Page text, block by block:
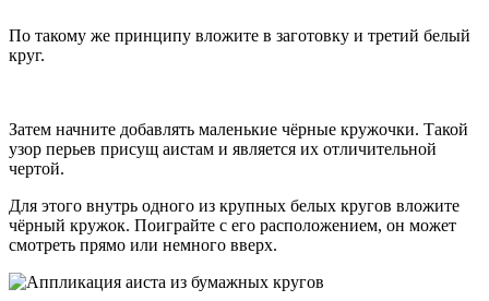
По такому же принципу вложите в заготовку и третий белый
круг.
Затем начните добавлять маленькие чёрные кружочки. Такой
узор перьев присущ аистам и является их отличительной
чертой.
Для этого внутрь одного из крупных белых кругов вложите
чёрный кружок. Поиграйте с его расположением, он может
смотреть прямо или немного вверх.